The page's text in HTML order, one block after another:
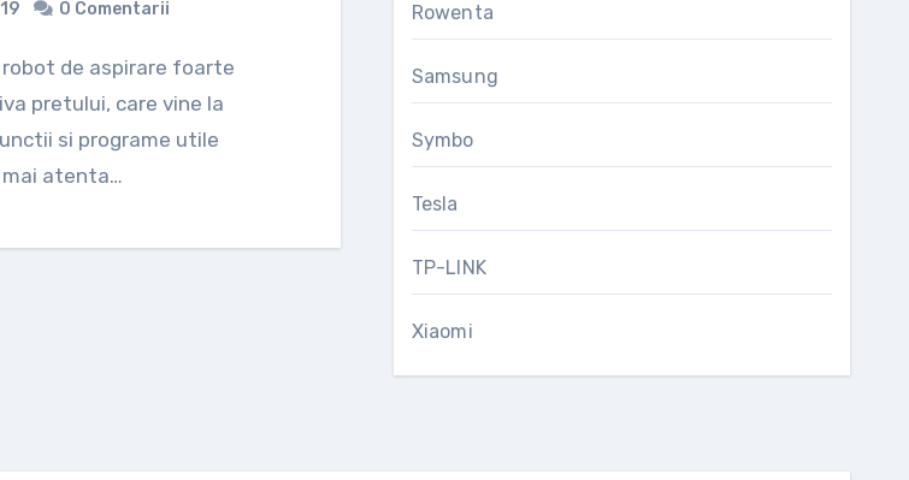
0 Comentarii
pretului, care vine la
si programe utile
atenta…
Rowenta
Samsung
Symbo
Tesla
TP-LINK
Xiaomi